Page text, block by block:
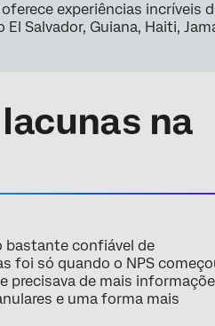
experiências
Salvador, Guiana, Haiti,
na
bastante confiável de
foi só quando o NPS
precisava de mais
e uma forma mais